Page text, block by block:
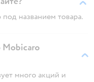
названием товара.
Mobicaro
много акций и